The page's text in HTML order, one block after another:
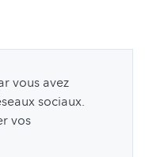
vous avez
sociaux.
vos